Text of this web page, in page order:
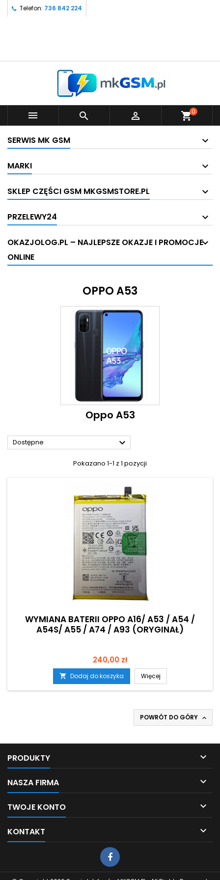
Telefon: 736 842 224
   shopping_cart0
SERWIS MK GSM
MARKI
SKLEP CZĘŚCI GSM MKGSMSTORE.PL
PRZELEWY24
OKAZJOLOG.PL – NAJLEPSZE OKAZJE I PROMOCJE
ONLINE
OPPO A53
Oppo A53
Dostępne 
Pokazano 1-1 z 1 pozycji
WYMIANA BATERII OPPO A16/ A53 / A54 /
A54S/ A55 / A74 / A93 (ORYGINAŁ)
Cena
240,00 zł
 Dodaj do koszyka Więcej
POWRÓT DO GÓRY 
PRODUKTY 
NASZA FIRMA 
TWOJE KONTO 
KONTAKT 